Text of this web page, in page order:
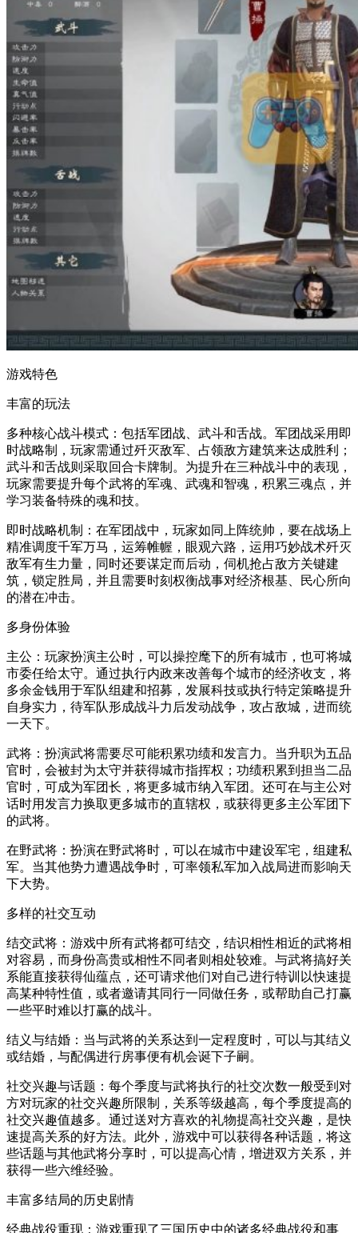
游戏特色
丰富的玩法
多种核心战斗模式：包括军团战、武斗和舌战。军团战采用即
时战略制，玩家需通过歼灭敌军、占领敌方建筑来达成胜利；
武斗和舌战则采取回合卡牌制。为提升在三种战斗中的表现，
玩家需要提升每个武将的军魂、武魂和智魂，积累三魂点，并
学习装备特殊的魂和技。
即时战略机制：在军团战中，玩家如同上阵统帅，要在战场上
精准调度千军万马，运筹帷幄，眼观六路，运用巧妙战术歼灭
敌军有生力量，同时还要谋定而后动，伺机抢占敌方关键建
筑，锁定胜局，并且需要时刻权衡战事对经济根基、民心所向
的潜在冲击。
多身份体验
主公：玩家扮演主公时，可以操控麾下的所有城市，也可将城
市委任给太守。通过执行内政来改善每个城市的经济收支，将
多余金钱用于军队组建和招募，发展科技或执行特定策略提升
自身实力，待军队形成战斗力后发动战争，攻占敌城，进而统
一天下。
武将：扮演武将需要尽可能积累功绩和发言力。当升职为五品
官时，会被封为太守并获得城市指挥权；功绩积累到担当二品
官时，可成为军团长，将更多城市纳入军团。还可在与主公对
话时用发言力换取更多城市的直辖权，或获得更多主公军团下
的武将。
在野武将：扮演在野武将时，可以在城市中建设军宅，组建私
军。当其他势力遭遇战争时，可率领私军加入战局进而影响天
下大势。
多样的社交互动
结交武将：游戏中所有武将都可结交，结识相性相近的武将相
对容易，而身份高贵或相性不同者则相处较难。与武将搞好关
系能直接获得仙蕴点，还可请求他们对自己进行特训以快速提
高某种特性值，或者邀请其同行一同做任务，或帮助自己打赢
一些平时难以打赢的战斗。
结义与结婚：当与武将的关系达到一定程度时，可以与其结义
或结婚，与配偶进行房事便有机会诞下子嗣。
社交兴趣与话题：每个季度与武将执行的社交次数一般受到对
方对玩家的社交兴趣所限制，关系等级越高，每个季度提高的
社交兴趣值越多。通过送对方喜欢的礼物提高社交兴趣，是快
速提高关系的好方法。此外，游戏中可以获得各种话题，将这
些话题与其他武将分享时，可以提高心情，增进双方关系，并
获得一些六维经验。
丰富多结局的历史剧情
经典战役重现：游戏重现了三国历史中的诸多经典战役和事